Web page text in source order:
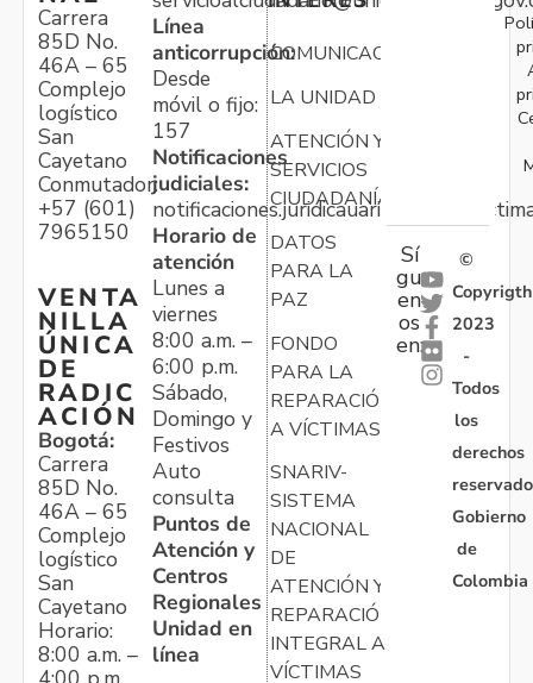
Carrera
85D No.
46A – 65
Complejo
logístico
San
Cayetano
Conmutador:
+57 (601)
7965150
VENTA
NILLA
ÚNICA
DE
RADIC
ACIÓN
Bogotá:
Carrera
85D No.
46A – 65
Complejo
logístico
San
Cayetano
Horario:
8:00 a.m. –
Línea
anticorrupción:
Desde
móvil o fijo:
157
Notificaciones
judiciales:
Horario de
atención
Lunes a
viernes
8:00 a.m. –
6:00 p.m.
Sábado,
Domingo y
Festivos
Auto
consulta
Puntos de
Atención y
Centros
Regionales
Unidad en
línea
COMUNICACIONES
LA UNIDAD
ATENCIÓN Y
SERVICIOS
CIUDADANÍA
DATOS
PARA LA
PAZ
FONDO
PARA LA
REPARACIÓN
A VÍCTIMAS
SNARIV-
SISTEMA
NACIONAL
DE
ATENCIÓN Y
REPARACIÓN
INTEGRAL A
VÍCTIMAS
Sí
gu
en
os
en:
©
Copyrigth
2023
-
Todos
los
derechos
Gobierno
de
Colombia